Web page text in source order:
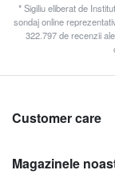
* Sigiliu eliberat de
sondaj online
322.797 de recenzii
Customer care
Magazinele